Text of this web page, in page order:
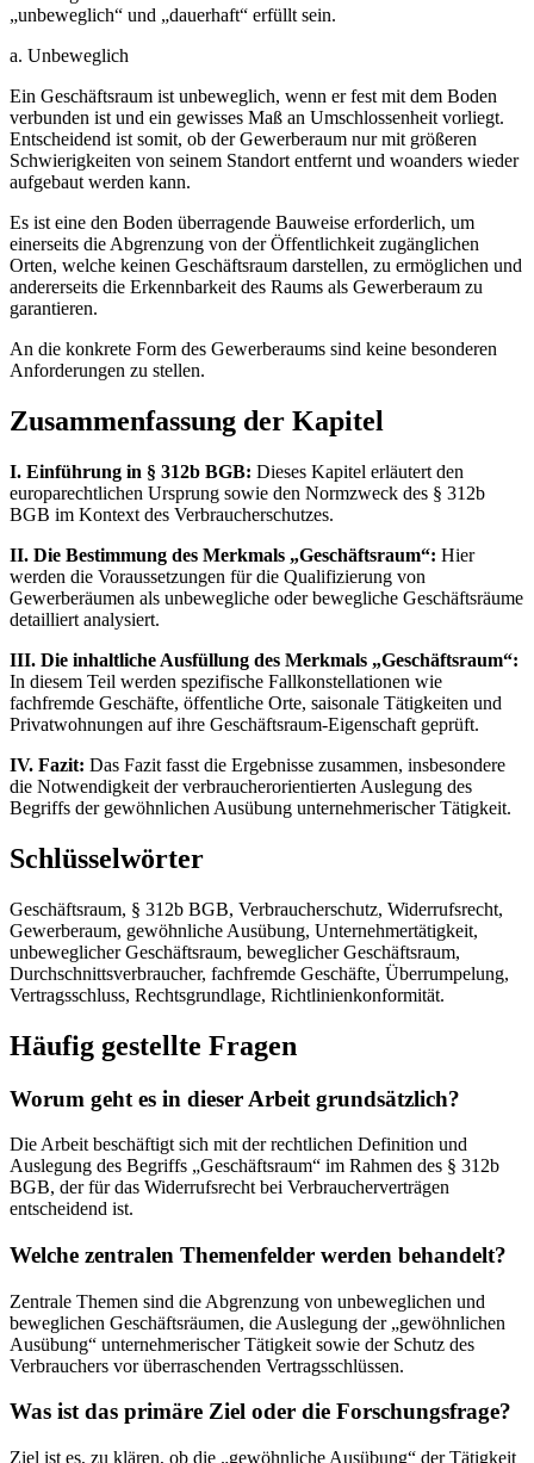
„unbeweglich“ und „dauerhaft“ erfüllt sein.
a. Unbeweglich
Ein Geschäftsraum ist unbeweglich, wenn er fest mit dem Boden
verbunden ist und ein gewisses Maß an Umschlossenheit vorliegt.
Entscheidend ist somit, ob der Gewerberaum nur mit größeren
Schwierigkeiten von seinem Standort entfernt und woanders wieder
aufgebaut werden kann.
Es ist eine den Boden überragende Bauweise erforderlich, um
einerseits die Abgrenzung von der Öffentlichkeit zugänglichen
Orten, welche keinen Geschäftsraum darstellen, zu ermöglichen und
andererseits die Erkennbarkeit des Raums als Gewerberaum zu
garantieren.
An die konkrete Form des Gewerberaums sind keine besonderen
Anforderungen zu stellen.
Zusammenfassung der Kapitel
I. Einführung in § 312b BGB: Dieses Kapitel erläutert den
europarechtlichen Ursprung sowie den Normzweck des § 312b
BGB im Kontext des Verbraucherschutzes.
II. Die Bestimmung des Merkmals „Geschäftsraum“: Hier
werden die Voraussetzungen für die Qualifizierung von
Gewerberäumen als unbewegliche oder bewegliche Geschäftsräume
detailliert analysiert.
III. Die inhaltliche Ausfüllung des Merkmals „Geschäftsraum“:
In diesem Teil werden spezifische Fallkonstellationen wie
fachfremde Geschäfte, öffentliche Orte, saisonale Tätigkeiten und
Privatwohnungen auf ihre Geschäftsraum-Eigenschaft geprüft.
IV. Fazit: Das Fazit fasst die Ergebnisse zusammen, insbesondere
die Notwendigkeit der verbraucherorientierten Auslegung des
Begriffs der gewöhnlichen Ausübung unternehmerischer Tätigkeit.
Schlüsselwörter
Geschäftsraum, § 312b BGB, Verbraucherschutz, Widerrufsrecht,
Gewerberaum, gewöhnliche Ausübung, Unternehmertätigkeit,
unbeweglicher Geschäftsraum, beweglicher Geschäftsraum,
Durchschnittsverbraucher, fachfremde Geschäfte, Überrumpelung,
Vertragsschluss, Rechtsgrundlage, Richtlinienkonformität.
Häufig gestellte Fragen
Worum geht es in dieser Arbeit grundsätzlich?
Die Arbeit beschäftigt sich mit der rechtlichen Definition und
Auslegung des Begriffs „Geschäftsraum“ im Rahmen des § 312b
BGB, der für das Widerrufsrecht bei Verbraucherverträgen
entscheidend ist.
Welche zentralen Themenfelder werden behandelt?
Zentrale Themen sind die Abgrenzung von unbeweglichen und
beweglichen Geschäftsräumen, die Auslegung der „gewöhnlichen
Ausübung“ unternehmerischer Tätigkeit sowie der Schutz des
Verbrauchers vor überraschenden Vertragsschlüssen.
Was ist das primäre Ziel oder die Forschungsfrage?
Ziel ist es, zu klären, ob die „gewöhnliche Ausübung“ der Tätigkeit